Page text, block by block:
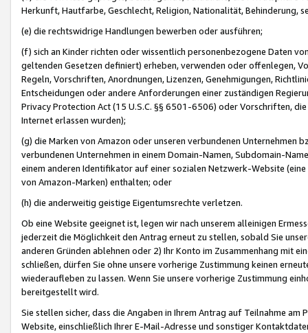
Herkunft, Hautfarbe, Geschlecht, Religion, Nationalität, Behinderung,
(e) die rechtswidrige Handlungen bewerben oder ausführen;
(f) sich an Kinder richten oder wissentlich personenbezogene Daten
geltenden Gesetzen definiert) erheben, verwenden oder offenlegen,
Regeln, Vorschriften, Anordnungen, Lizenzen, Genehmigungen,
Entscheidungen oder andere Anforderungen einer zuständigen
Privacy Protection Act (15 U.S.C. §§ 6501-6506) oder Vorschriften,
Internet erlassen wurden);
(g) die Marken von Amazon oder unseren verbundenen Unternehmen
verbundenen Unternehmen in einem Domain-Namen, Subdomain-
einem anderen Identifikator auf einer sozialen Netzwerk-Website
von Amazon-Marken) enthalten; oder
(h) die anderweitig geistige Eigentumsrechte verletzen.
Ob eine Website geeignet ist, legen wir nach unserem alleinigen
jederzeit die Möglichkeit den Antrag erneut zu stellen, sobald Sie
anderen Gründen ablehnen oder 2) Ihr Konto im Zusammenhang mit
schließen, dürfen Sie ohne unsere vorherige Zustimmung keinen
wiederaufleben zu lassen. Wenn Sie unsere vorherige Zustimmung
bereitgestellt wird.
Sie stellen sicher, dass die Angaben in Ihrem Antrag auf Teilnahme
Website, einschließlich Ihrer E-Mail-Adresse und sonstiger